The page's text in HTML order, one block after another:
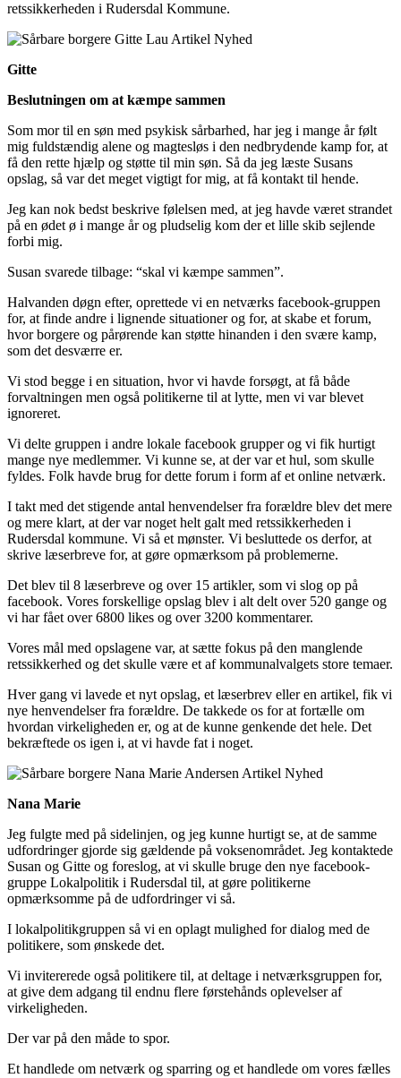
retssikkerheden i Rudersdal Kommune.
Gitte
Beslutningen om at kæmpe sammen
Som mor til en søn med psykisk sårbarhed, har jeg i mange år følt
mig fuldstændig alene og magtesløs i den nedbrydende kamp for, at
få den rette hjælp og støtte til min søn. Så da jeg læste Susans
opslag, så var det meget vigtigt for mig, at få kontakt til hende.
Jeg kan nok bedst beskrive følelsen med, at jeg havde været strandet
på en ødet ø i mange år og pludselig kom der et lille skib sejlende
forbi mig.
Susan svarede tilbage: “skal vi kæmpe sammen”.
Halvanden døgn efter, oprettede vi en netværks facebook-gruppen
for, at finde andre i lignende situationer og for, at skabe et forum,
hvor borgere og pårørende kan støtte hinanden i den svære kamp,
som det desværre er.
Vi stod begge i en situation, hvor vi havde forsøgt, at få både
forvaltningen men også politikerne til at lytte, men vi var blevet
ignoreret.
Vi delte gruppen i andre lokale facebook grupper og vi fik hurtigt
mange nye medlemmer. Vi kunne se, at der var et hul, som skulle
fyldes. Folk havde brug for dette forum i form af et online netværk.
I takt med det stigende antal henvendelser fra forældre blev det mere
og mere klart, at der var noget helt galt med retssikkerheden i
Rudersdal kommune. Vi så et mønster. Vi besluttede os derfor, at
skrive læserbreve for, at gøre opmærksom på problemerne.
Det blev til 8 læserbreve og over 15 artikler, som vi slog op på
facebook. Vores forskellige opslag blev i alt delt over 520 gange og
vi har fået over 6800 likes og over 3200 kommentarer.
Vores mål med opslagene var, at sætte fokus på den manglende
retssikkerhed og det skulle være et af kommunalvalgets store temaer.
Hver gang vi lavede et nyt opslag, et læserbrev eller en artikel, fik vi
nye henvendelser fra forældre. De takkede os for at fortælle om
hvordan virkeligheden er, og at de kunne genkende det hele. Det
bekræftede os igen i, at vi havde fat i noget.
Nana Marie
Jeg fulgte med på sidelinjen, og jeg kunne hurtigt se, at de samme
udfordringer gjorde sig gældende på voksenområdet. Jeg kontaktede
Susan og Gitte og foreslog, at vi skulle bruge den nye facebook-
gruppe Lokalpolitik i Rudersdal til, at gøre politikerne
opmærksomme på de udfordringer vi så.
I lokalpolitikgruppen så vi en oplagt mulighed for dialog med de
politikere, som ønskede det.
Vi invitererede også politikere til, at deltage i netværksgruppen for,
at give dem adgang til endnu flere førstehånds oplevelser af
virkeligheden.
Der var på den måde to spor.
Et handlede om netværk og sparring og et handlede om vores fælles